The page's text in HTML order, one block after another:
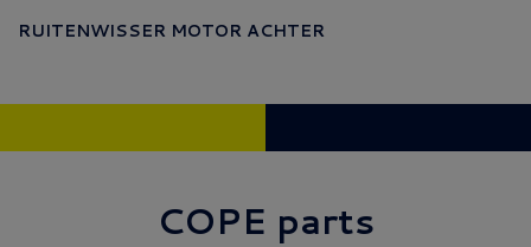
RUITENWISSER MOTOR ACHTER
COPE parts